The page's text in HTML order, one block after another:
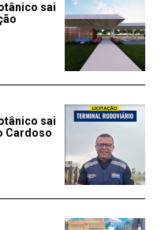
sai
sai
Cardoso